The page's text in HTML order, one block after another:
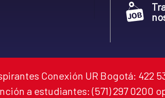
Conexión UR Bogotá: 422
a estudiantes: (571) 297 0200